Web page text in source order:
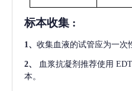
标本收集 :
1、 收集血液的试管应为一次
2、 血浆抗凝剂推荐使用
本。